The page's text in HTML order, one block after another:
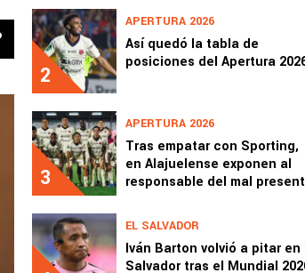
2
APERTURA 2026
Así quedó la tabla de
posiciones del Apertura
3
APERTURA 2026
Tras empatar con Sporting,
en Alajuelense exponen al
responsable del mal
EL SALVADOR
Iván Barton volvió a pitar en
Salvador tras el Mundial